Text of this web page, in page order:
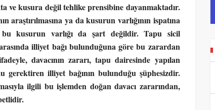
ve kusura değil tehlike prensibine dayanmaktadır.
ya da kusurun varlığının ispatına
bu kusurun varlığı da şart değildir. Tapu sicil
illiyet bağı bulunduğuna göre bu zarardan
davacının zararı, tapu dairesinde yapılan
gerektiren illiyet bağının bulunduğu şüphesizdir.
ilgili bu işlemden doğan davacı zararından,